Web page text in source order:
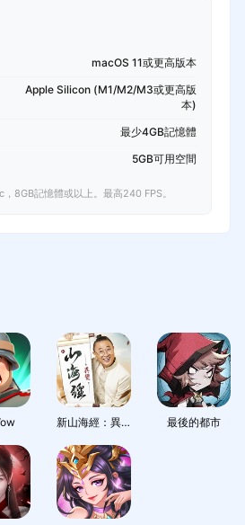
macOS 11或更高版本
Apple Silicon (M1/M2/M3或更高版
本)
最少4GB記憶體
5GB可用空間
8GB記憶體或以上。最高240 FPS。
新山海經：異變—邰智源代言 最後的都市